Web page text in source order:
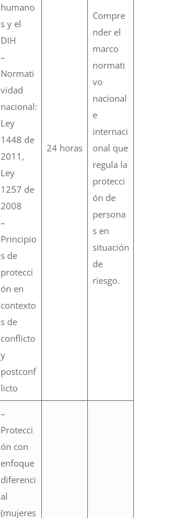
humano
s y el
DIH
–
Normati
vidad
nacional:
Ley
1448 de
2011,
Ley
1257 de
2008
–
Principio
s de
protecci
ón en
contexto
s de
conflicto
y
postconf
licto
24 horas
Compre
nder el
marco
normati
vo
nacional
e
internaci
onal que
regula la
protecci
ón de
persona
s en
situación
de
riesgo.
–
Protecci
ón con
enfoque
diferenci
al
(mujeres